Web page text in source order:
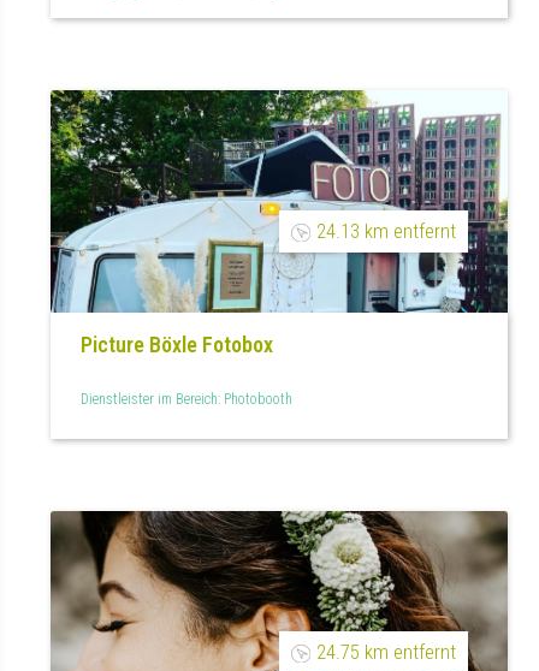
24.13 km entfernt
Picture Böxle Fotobox
Dienstleister im Bereich: Photobooth
24.75 km entfernt